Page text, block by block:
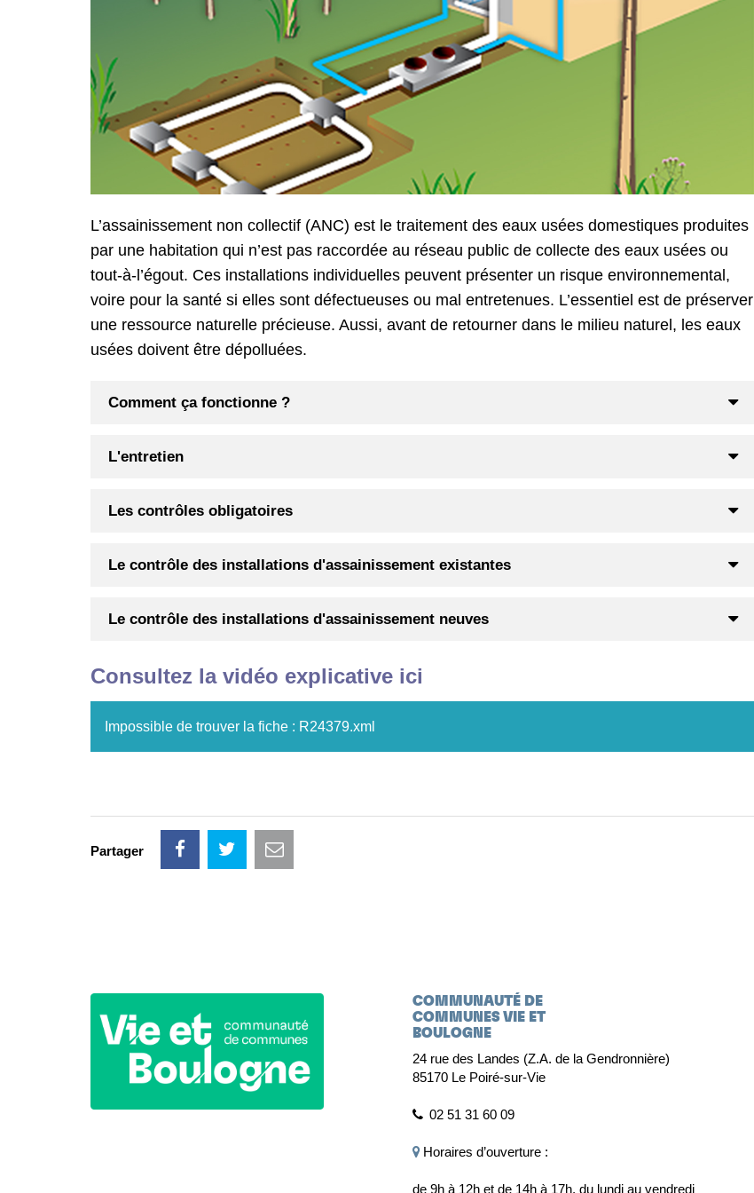
L’assainissement non collectif (ANC) est le traitement des eaux usées domestiques produites
par une habitation qui n’est pas raccordée au réseau public de collecte des eaux usées ou
tout-à-l’égout. Ces installations individuelles peuvent présenter un risque environnemental,
voire pour la santé si elles sont défectueuses ou mal entretenues. L’essentiel est de préserver
une ressource naturelle précieuse. Aussi, avant de retourner dans le milieu naturel, les eaux
usées doivent être dépolluées.
Comment ça fonctionne ?
L'entretien
Les contrôles obligatoires
Le contrôle des installations d'assainissement existantes
Le contrôle des installations d'assainissement neuves
Consultez la vidéo explicative ici
Impossible de trouver la fiche : R24379.xml
Partager
COMMUNAUTÉ DE
COMMUNES VIE ET
BOULOGNE
24 rue des Landes (Z.A. de la Gendronnière)
85170 Le Poiré-sur-Vie
02 51 31 60 09
Horaires d’ouverture :
de 9h à 12h et de 14h à 17h, du lundi au vendredi